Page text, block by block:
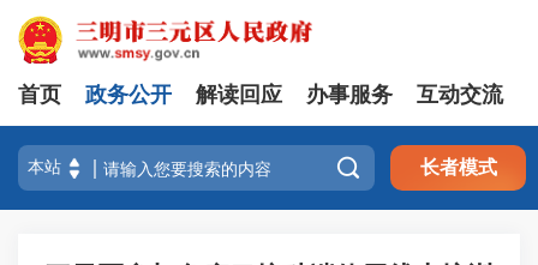
首页 政务公开 解读回应 办事服务 互动交流
 长者模式